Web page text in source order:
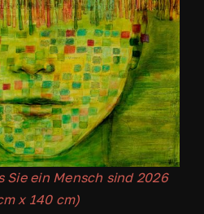
Sie ein Mensch sind 2026
x 140 cm)